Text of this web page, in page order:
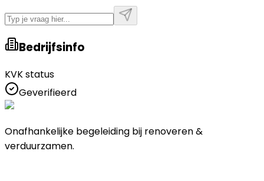
Bedrijfsinfo
KVK status
Geverifieerd
Onafhankelijke begeleiding bij renoveren &
verduurzamen.